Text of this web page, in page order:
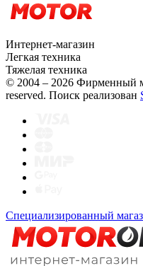
Интернет-магазин
Легкая техника
Тяжелая техника
© 2004 – 2026 Фирменный
reserved. Поиск реализован
Специализированный